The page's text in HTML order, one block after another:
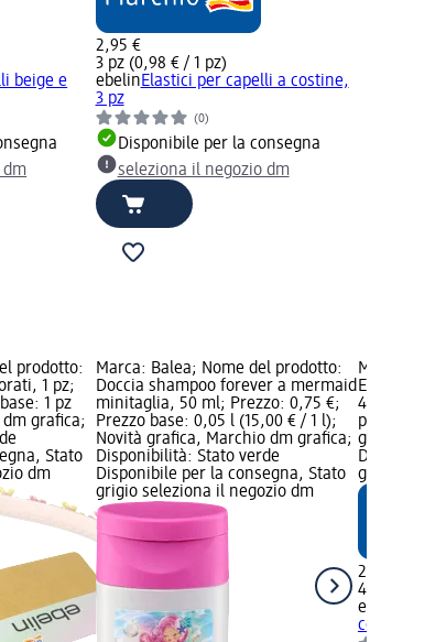
beige e
dm
2,95 €
3 pz (0,98 € / 1 pz)
ebelinElastici per capelli a costine,
3 pz
(0)
Disponibile per la consegna
seleziona il negozio dm
prodotto:
1 pz;
1 pz
grafica;
Stato
dm
Marca: Balea; Nome del prodotto:
Doccia shampoo forever a mermaid
minitaglia, 50 ml; Prezzo: 0,75 €;
Prezzo base: 0,05 l (15,00 € / 1 l);
Novità grafica, Marchio dm grafica;
Disponibilità: Stato verde
Disponibile per la consegna, Stato
grigio seleziona il negozio dm
Marca:
Elastici per
4 pz;
pz (0,74 € /
grafica;
Disponibile
grigio
2,95 €
4 pz (0,74 €
ebelin
con fiori, 4